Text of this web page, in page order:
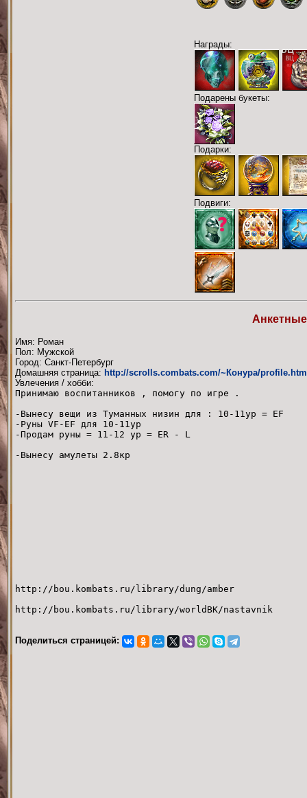
Награды:
Подарены букеты:
Подарки:
Подвиги:
Имя: Роман
Пол: Мужской
Город: Санкт-Петербург
Домашняя страница: http://scrolls.combats.com/~Конура/
Увлечения / хобби:
Принимаю воспитанников , помогу по игре .
-Вынесу вещи из Туманных низин для : 10-11ур = EF
-Руны VF-EF для 10-11ур
-Продам руны = 11-12 ур = ER - L
-Вынесу амулеты 2.8кр
http://bou.kombats.ru/library/dung/amber
http://bou.kombats.ru/library/worldBK/nastavnik
Поделиться страницей: